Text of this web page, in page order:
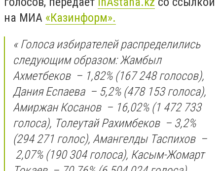
на МИА «Казинформ».
«Голоса избирателей распределились
следующим образом: Жамбыл
Ахметбеков – 1,82% (167 248 голосов),
Дания Еспаева – 5,2% (478 153 голоса),
Амиржан Косанов – 16,02% (1 472 733
голоса), Толеутай Рахимбеков – 3,2%
(294 271 голос), Амангелды Таспихов –
2,07% (190 304 голоса), Касым-Жомарт